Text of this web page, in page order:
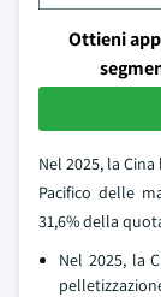
Ottieni
Nel 2025, la
Pacifico delle
31,6% della
Nel 2025, la